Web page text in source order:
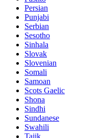
Persian
Punjabi
Serbian
Sesotho
Sinhala
Slovak
Slovenian
Somali
Samoan
Scots Gaelic
Shona
Sindhi
Sundanese
Swahili